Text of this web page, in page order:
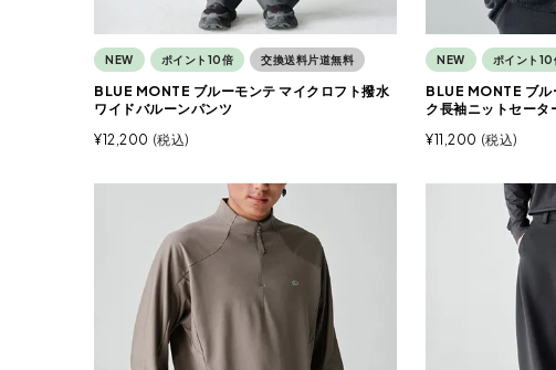
NEW ポイント10倍 交換送料片道無料
BLUE MONTE ブルーモンテ マイクロフト撥水
ワイドバルーンパンツ
¥12,200 税込
NEW ポイント10
BLUE MONTE ブル
ク長袖ニットセータ
¥11,200 税込